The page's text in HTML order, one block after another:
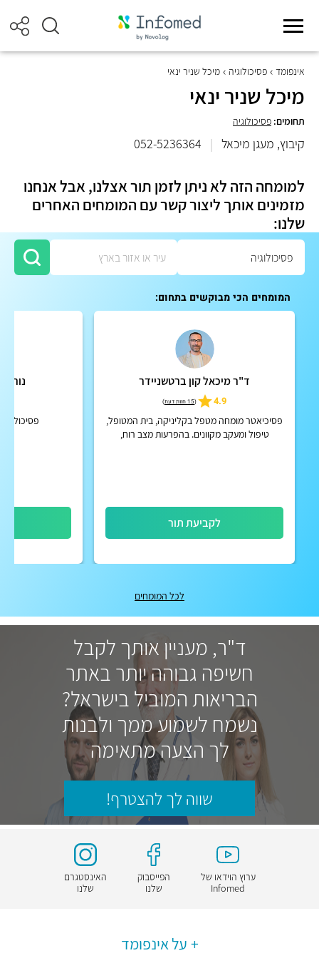
אינפומד פסיכולוגיה מיכל שניר ינאי
מיכל שניר ינאי
תחומים: פסיכולוגיה
קיבוץ, מעגן מיכאל |
052-5236364
למומחה הזה לא ניתן לזמן תור אצלנו, אבל אנחנו
מזמינים אותך ליצור קשר עם המומחים האחרים
שלנו:
המומחים הכי מבוקשים בתחום:
ד"ר מיכאל קון ברטשניידר
4.9
(15 חוות דעת )
פסיכיאטר מומחה מטפל בקליניקה, בית המטופל,
טיפול ומעקב מקוונים. בהפרעות מצב רוח,
לקביעת תור
לכל המומחים
ד"ר, מעניין אותך לקבל
חשיפה גבוהה יותר באתר
הבריאות המוביל בישראל?
נשמח לשמוע ממך ולבנות
לך הצעה מתאימה
שווה לך להצטרף!
ערוץ הוידאו של
Infomed
הפייסבוק
שלנו
האינסטגרם
שלנו
על אינפומד